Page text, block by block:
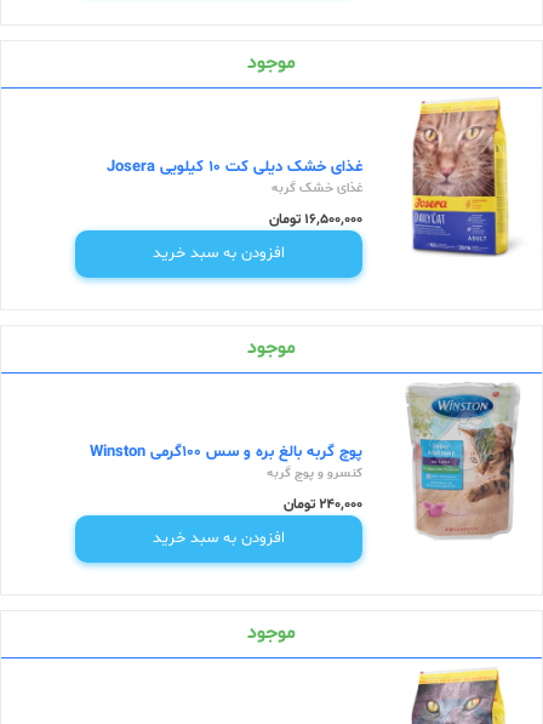
موجود
غذای خشک دیلی کت 10 کیلویی Josera
غذای خشک گربه
16,500,000 تومان
افزودن به سبد خرید
موجود
پوچ گربه بالغ بره و سس 100گرمی Winston
کنسرو و پوچ گربه
240,000 تومان
افزودن به سبد خرید
موجود